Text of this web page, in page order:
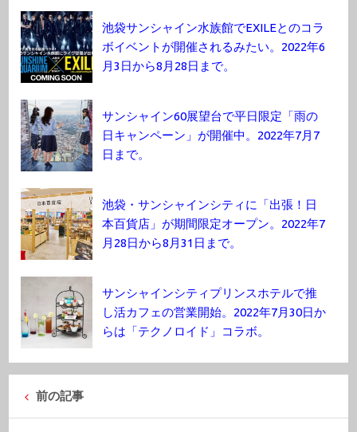
池袋サンシャイン水族館でEXILEとのコラ
ボイベントが開催されるみたい。2022年6
月3日から8月28日まで。
サンシャイン60展望台で平日限定「雨の
日キャンペーン」が開催中。2022年7月7
日まで。
池袋・サンシャインシティに「出張！日
本百貨店」が期間限定オープン。2022年7
月28日から8月31日まで。
サンシャインシティプリンスホテルで推
し活カフェの営業開始。2022年7月30日か
らは「テクノロイド」コラボ。
前の記事